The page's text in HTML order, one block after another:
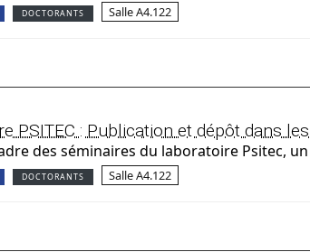
DOCTORANTS Salle A4.122
PSITEC : Publication et dépôt dans
des séminaires du laboratoire Psitec,
DOCTORANTS Salle A4.122